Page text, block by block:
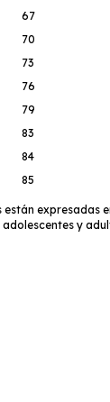
67
70
73
76
79
83
84
85
están expresadas
y